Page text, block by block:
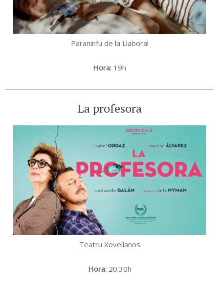
Paraninfu de la Llaboral
Hora: 19h
La profesora
Teatru Xovellanos
Hora:20.30h